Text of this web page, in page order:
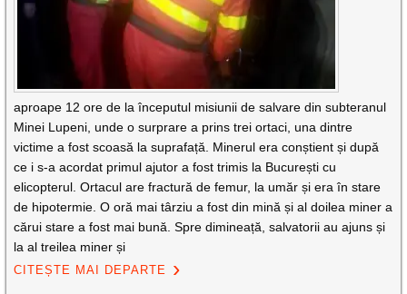
aproape 12 ore de la începutul misiunii de salvare din subteranul
Minei Lupeni, unde o surprare a prins trei ortaci, una dintre
victime a fost scoasă la suprafață. Minerul era conștient și după
ce i s-a acordat primul ajutor a fost trimis la București cu
elicopterul. Ortacul are fractură de femur, la umăr și era în stare
de hipotermie. O oră mai târziu a fost din mină și al doilea miner a
cărui stare a fost mai bună. Spre dimineață, salvatorii au ajuns și
la al treilea miner și
CITEȘTE MAI DEPARTE